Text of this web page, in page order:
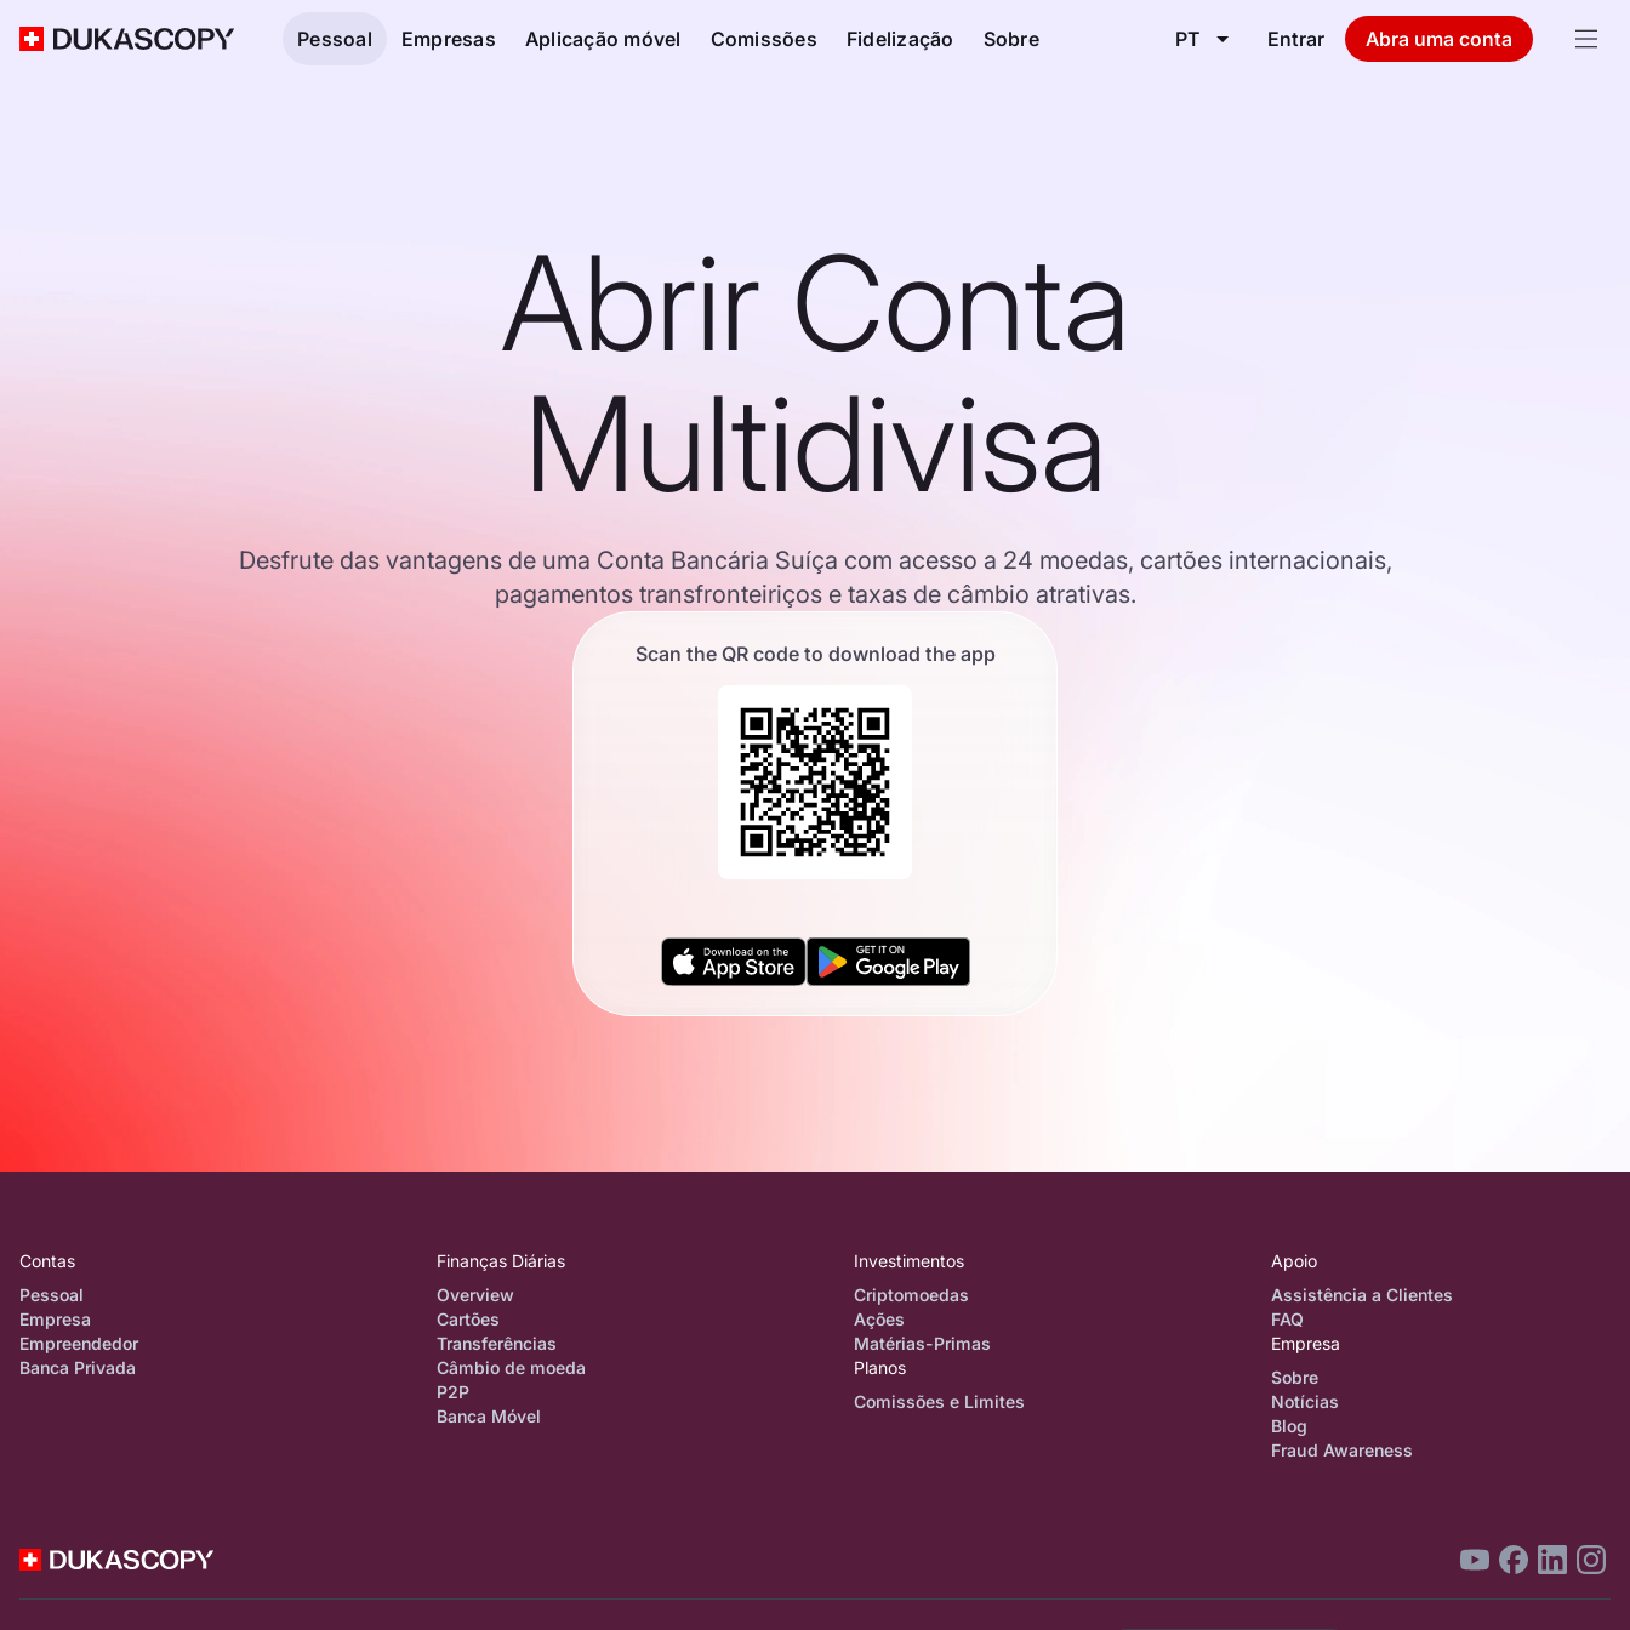
Pessoal Empresas Aplicação móvel Comissões Fidelização Sobre PT Entrar Abra uma conta
Abrir Conta
Multidivisa
Desfrute das vantagens de uma Conta Bancária Suíça com acesso a 24 moedas, cartões internacionais,
pagamentos transfronteiriços e taxas de câmbio atrativas.
Scan the QR code to download the app
Contas
Pessoal
Empresa
Empreendedor
Banca Privada
Finanças Diárias
Overview
Cartões
Transferências
Câmbio de moeda
P2P
Banca Móvel
Investimentos
Criptomoedas
Ações
Matérias-Primas
Planos
Comissões e Limites
Apoio
Assistência a Clientes
FAQ
Empresa
Sobre
Notícias
Blog
Fraud Awareness